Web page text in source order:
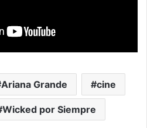
Ariana Grande cine
Wicked por Siempre